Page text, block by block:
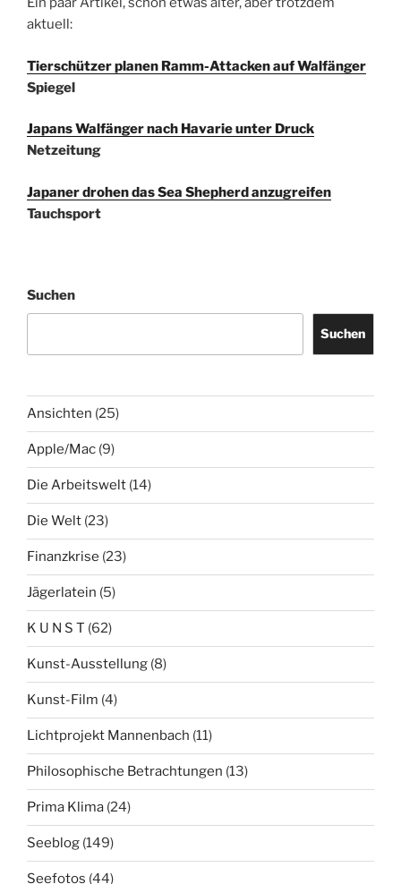
aktuell:
Tierschützer planen Ramm-Attacken auf Walfänger
Spiegel
Japans Walfänger nach Havarie unter Druck
Netzeitung
Japaner drohen das Sea Shepherd anzugreifen
Tauchsport
Suchen
Suchen
Ansichten (25)
Apple/Mac (9)
Die Arbeitswelt (14)
Die Welt (23)
Finanzkrise (23)
Jägerlatein (5)
K U N S T (62)
Kunst-Ausstellung (8)
Kunst-Film (4)
Lichtprojekt Mannenbach (11)
Philosophische Betrachtungen (13)
Prima Klima (24)
Seeblog (149)
Seefotos (44)